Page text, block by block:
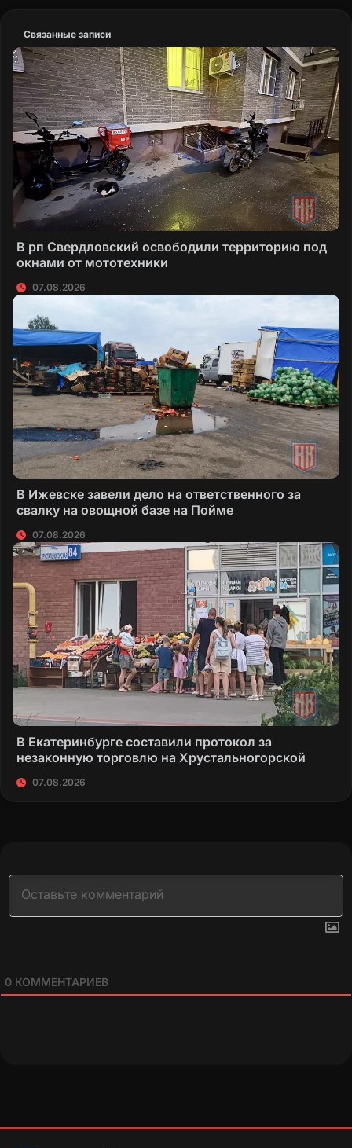
Связанные записи
В рп Свердловский освободили территорию под
окнами от мототехники
07.08.2026
В Ижевске завели дело на ответственного за
свалку на овощной базе на Пойме
07.08.2026
В Екатеринбурге составили протокол за
незаконную торговлю на Хрустальногорской
07.08.2026
0 КОММЕНТАРИЕВ